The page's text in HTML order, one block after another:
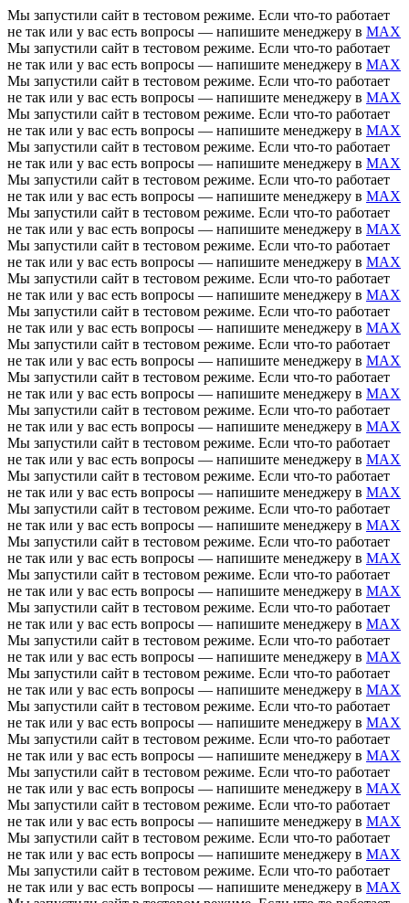
Мы запустили сайт в тестовом режиме. Если что-то работает
не так или у вас есть вопросы — напишите менеджеру в MAX
Мы запустили сайт в тестовом режиме. Если что-то работает
не так или у вас есть вопросы — напишите менеджеру в MAX
Мы запустили сайт в тестовом режиме. Если что-то работает
не так или у вас есть вопросы — напишите менеджеру в MAX
Мы запустили сайт в тестовом режиме. Если что-то работает
не так или у вас есть вопросы — напишите менеджеру в MAX
Мы запустили сайт в тестовом режиме. Если что-то работает
не так или у вас есть вопросы — напишите менеджеру в MAX
Мы запустили сайт в тестовом режиме. Если что-то работает
не так или у вас есть вопросы — напишите менеджеру в MAX
Мы запустили сайт в тестовом режиме. Если что-то работает
не так или у вас есть вопросы — напишите менеджеру в MAX
Мы запустили сайт в тестовом режиме. Если что-то работает
не так или у вас есть вопросы — напишите менеджеру в MAX
Мы запустили сайт в тестовом режиме. Если что-то работает
не так или у вас есть вопросы — напишите менеджеру в MAX
Мы запустили сайт в тестовом режиме. Если что-то работает
не так или у вас есть вопросы — напишите менеджеру в MAX
Мы запустили сайт в тестовом режиме. Если что-то работает
не так или у вас есть вопросы — напишите менеджеру в MAX
Мы запустили сайт в тестовом режиме. Если что-то работает
не так или у вас есть вопросы — напишите менеджеру в MAX
Мы запустили сайт в тестовом режиме. Если что-то работает
не так или у вас есть вопросы — напишите менеджеру в MAX
Мы запустили сайт в тестовом режиме. Если что-то работает
не так или у вас есть вопросы — напишите менеджеру в MAX
Мы запустили сайт в тестовом режиме. Если что-то работает
не так или у вас есть вопросы — напишите менеджеру в MAX
Мы запустили сайт в тестовом режиме. Если что-то работает
не так или у вас есть вопросы — напишите менеджеру в MAX
Мы запустили сайт в тестовом режиме. Если что-то работает
не так или у вас есть вопросы — напишите менеджеру в MAX
Мы запустили сайт в тестовом режиме. Если что-то работает
не так или у вас есть вопросы — напишите менеджеру в MAX
Мы запустили сайт в тестовом режиме. Если что-то работает
не так или у вас есть вопросы — напишите менеджеру в MAX
Мы запустили сайт в тестовом режиме. Если что-то работает
не так или у вас есть вопросы — напишите менеджеру в MAX
Мы запустили сайт в тестовом режиме. Если что-то работает
не так или у вас есть вопросы — напишите менеджеру в MAX
Мы запустили сайт в тестовом режиме. Если что-то работает
не так или у вас есть вопросы — напишите менеджеру в MAX
Мы запустили сайт в тестовом режиме. Если что-то работает
не так или у вас есть вопросы — напишите менеджеру в MAX
Мы запустили сайт в тестовом режиме. Если что-то работает
не так или у вас есть вопросы — напишите менеджеру в MAX
Мы запустили сайт в тестовом режиме. Если что-то работает
не так или у вас есть вопросы — напишите менеджеру в MAX
Мы запустили сайт в тестовом режиме. Если что-то работает
не так или у вас есть вопросы — напишите менеджеру в MAX
Мы запустили сайт в тестовом режиме. Если что-то работает
не так или у вас есть вопросы — напишите менеджеру в MAX